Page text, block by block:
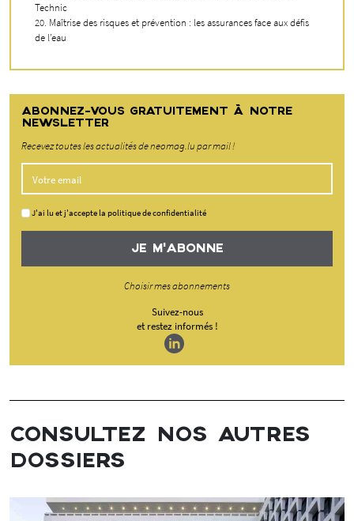
Technic
Maîtrise des risques et prévention : les assurances face aux défis
de l’eau
ABONNEZ-VOUS GRATUITEMENT À NOTRE
NEWSLETTER
Recevez toutes les actualités de neomag.lu par mail !
J'ai lu et j'accepte la politique de confidentialité
JE M'ABONNE
Choisir mes abonnements
Suivez-nous
et restez informés !
CONSULTEZ NOS AUTRES
DOSSIERS